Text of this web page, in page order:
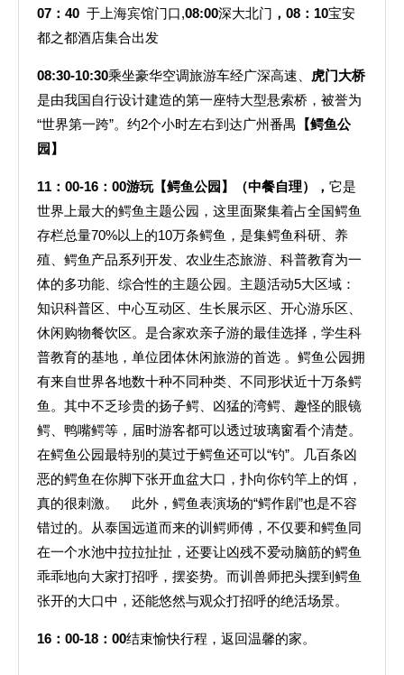
07 ：40 于上海宾馆门口,08:00深大北门 ，08：10宝安
都之都酒店集合出发
08:30-10:30乘坐豪华空调旅游车经广深高速、
虎门大桥
是由我国自行设计建造的第一座特大型悬索桥，被誉为
“世界第一跨”。约2个小时左右到达广州番禺
【鳄鱼公
园】
11 ： 00-16 ： 00游玩【鳄鱼公园】（中餐自理）， 它是
世界上最大的鳄鱼主题公园，这里面聚集着占全国鳄鱼
存栏总量70%以上的10万条鳄鱼，是集鳄鱼科研、养
殖、鳄鱼产品系列开发、农业生态旅游、科普教育为一
体的多功能、综合性的主题公园。主题活动5大区域：
知识科普区、中心互动区、生长展示区、开心游乐区、
休闲购物餐饮区。是合家欢亲子游的最佳选择，学生科
普教育的基地，单位团体休闲旅游的首选 。鳄鱼公园拥
有来自世界各地数十种不同种类、不同形状近十万条鳄
鱼。其中不乏珍贵的扬子鳄、凶猛的湾鳄、趣怪的眼镜
鳄、鸭嘴鳄等，届时游客都可以透过玻璃窗看个清楚。
在鳄鱼公园最特别的莫过于鳄鱼还可以“钓”。几百条凶
恶的鳄鱼在你脚下张开血盆大口，扑向你钓竿上的饵，
真的很刺激。 此外，鳄鱼表演场的“鳄作剧”也是不容
错过的。从泰国远道而来的训鳄师傅，不仅要和鳄鱼同
在一个水池中拉拉扯扯，还要让凶残不爱动脑筋的鳄鱼
乖乖地向大家打招呼，摆姿势。而训兽师把头摆到鳄鱼
张开的大口中，还能悠然与观众打招呼的绝活场景。
16 ：00-18：00结束愉快行程，返回温馨的家。